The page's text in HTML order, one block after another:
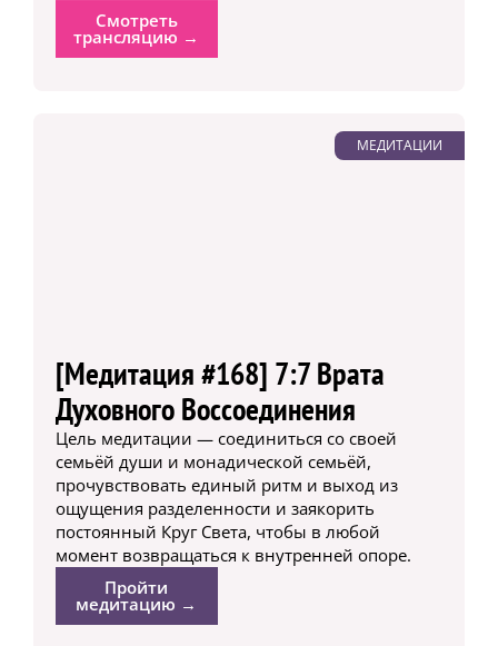
Смотреть
трансляцию →
МЕДИТАЦИИ
[Медитация #168] 7:7 Врата
Духовного Воссоединения
Цель медитации — соединиться со своей
семьёй души и монадической семьёй,
прочувствовать единый ритм и выход из
ощущения разделенности и заякорить
постоянный Круг Света, чтобы в любой
момент возвращаться к внутренней опоре.
Пройти
медитацию →